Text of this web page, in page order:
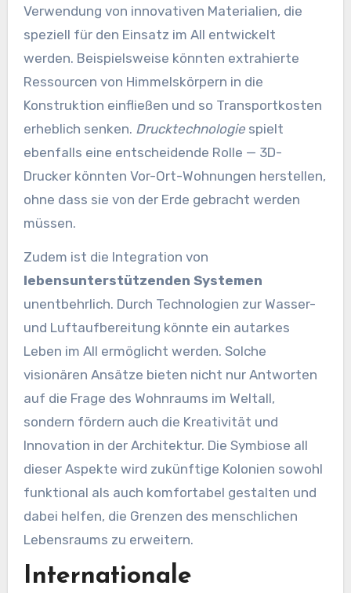
Verwendung von innovativen Materialien, die
speziell für den Einsatz im All entwickelt
werden. Beispielsweise könnten extrahierte
Ressourcen von Himmelskörpern in die
Konstruktion einfließen und so Transportkosten
erheblich senken. Drucktechnologiespielt
ebenfalls eine entscheidende Rolle — 3D-
Drucker könnten Vor-Ort-Wohnungen herstellen,
ohne dass sie von der Erde gebracht werden
müssen.
Zudem ist die Integration von
lebensunterstützenden Systemen
unentbehrlich. Durch Technologien zur Wasser-
und Luftaufbereitung könnte ein autarkes
Leben im All ermöglicht werden. Solche
visionären Ansätze bieten nicht nur Antworten
auf die Frage des Wohnraums im Weltall,
sondern fördern auch die Kreativität und
Innovation in der Architektur. Die Symbiose all
dieser Aspekte wird zukünftige Kolonien sowohl
funktional als auch komfortabel gestalten und
dabei helfen, die Grenzen des menschlichen
Lebensraums zu erweitern.
Internationale